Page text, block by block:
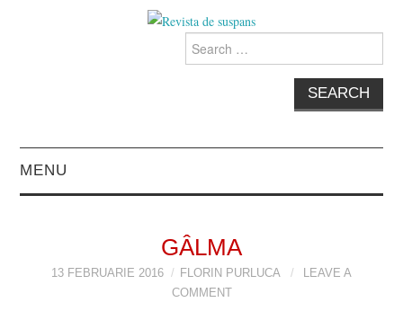
Search
for:
MENU
GÂLMA
13 FEBRUARIE 2016 FLORIN PURLUCA
LEAVE A
COMMENT